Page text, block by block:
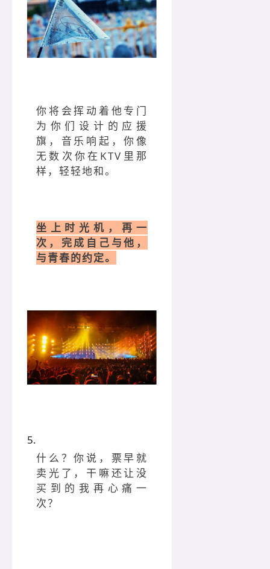
你将会挥动着他专门
为你们设计的应援
旗，音乐响起，你像
无数次你在KTV里那
样，轻轻地和。
坐上时光机，再一
次，完成自己与他，
与青春的约定。
5.
什么？你说，票早就
卖光了，干嘛还让没
买到的我再心痛一
次？